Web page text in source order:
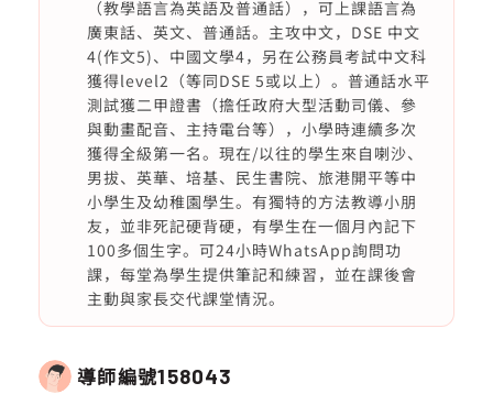
（教學語言為英語及普通話），可上課語言為
廣東話、英文、普通話。主攻中文，DSE 中文
4(作文5)、中國文學4，另在公務員考試中文科
獲得level2（等同DSE 5或以上）。普通話水平
測試獲二甲證書（擔任政府大型活動司儀、參
與動畫配音、主持電台等），小學時連續多次
獲得全級第一名。現在/以往的學生來自喇沙、
男拔、英華、培基、民生書院、旅港開平等中
小學生及幼稚園學生。有獨特的方法教導小朋
友，並非死記硬背硬，有學生在一個月內記下
100多個生字。可24小時WhatsApp詢問功
課，每堂為學生提供筆記和練習，並在課後會
主動與家長交代課堂情況。
導師編號158043